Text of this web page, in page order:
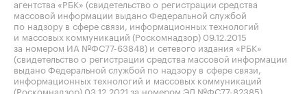
агентства «РБК» (свидетельство о регистрации средства
массовой информации выдано Федеральной службой
по надзору в сфере связи, информационных технологий
и массовых коммуникаций (Роскомнадзор) 09.12.2015
за номером ИА №ФС77-63848) и сетевого издания «РБК»
(свидетельство о регистрации средства массовой информации
выдано Федеральной службой по надзору в сфере связи,
информационных технологий и массовых коммуникаций
(Роскомнадзор) 03.12.2021 за номером ЭЛ №ФС77-82385)